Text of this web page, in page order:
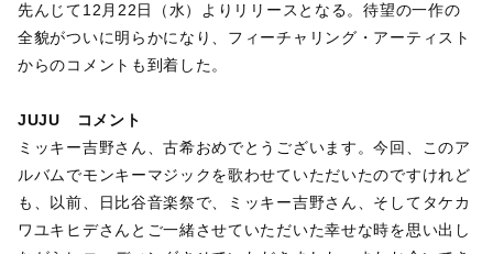
先んじて12月22日（水）よりリリースとなる。待望の一作の
全貌がついに明らかになり、フィーチャリング・アーティスト
からのコメントも到着した。
JUJU コメント
ミッキー吉野さん、古希おめでとうございます。今回、このア
ルバムでモンキーマジックを歌わせていただいたのですけれど
も、以前、日比谷音楽祭で、ミッキー吉野さん、そしてタケカ
ワユキヒデさんとご一緒させていただいた幸せな時を思い出し